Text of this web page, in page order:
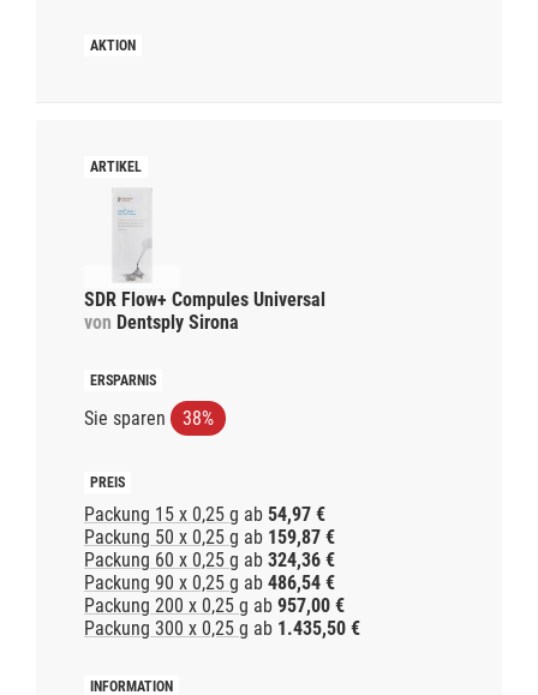
SDR Flow+ Compules Universal
von Dentsply Sirona
Sie sparen 38%
Packung 15 x 0,25 g ab 54,97 €
Packung 50 x 0,25 g ab 159,87 €
Packung 60 x 0,25 g ab 324,36 €
Packung 90 x 0,25 g ab 486,54 €
Packung 200 x 0,25 g ab 957,00 €
Packung 300 x 0,25 g ab 1.435,50 €